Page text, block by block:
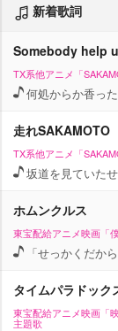
新着歌詞
Somebody help
TX系他アニメ「
何処からか香った
走れSAKAMOTO
TX系他アニメ「
坂道を見ていた
ホムンクルス
東宝配給アニメ映画「
「せっかくだか
タイムパラドック
東宝配給アニメ映画「
主題歌